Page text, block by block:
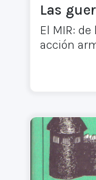
Las
El MIR:
acción